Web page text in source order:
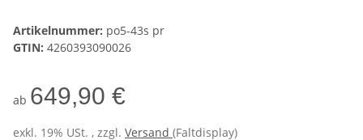
Artikelnummer: po5-43s pr
GTIN: 4260393090026
ab 649,90 €
exkl. 19% USt. , zzgl. Versand (Faltdisplay)